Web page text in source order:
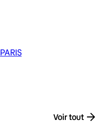
PARIS
Voir tout